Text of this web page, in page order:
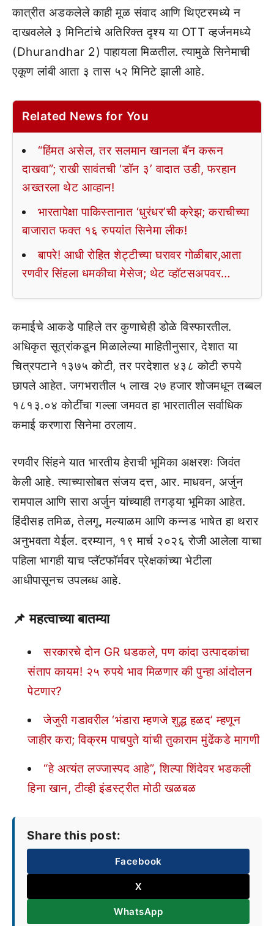
कात्रीत अडकलेले काही मूळ संवाद आणि थिएटरमध्ये न
दाखवलेले ३ मिनिटांचे अतिरिक्त दृश्य या OTT व्हर्जनमध्ये
(Dhurandhar 2) पाहायला मिळतील. त्यामुळे सिनेमाची
एकूण लांबी आता ३ तास ५२ मिनिटे झाली आहे.
Related News for You
“हिंमत असेल, तर सलमान खानला बॅन करून
दाखवा”; राखी सावंतची ‘डॉन ३’ वादात उडी, फरहान
अख्तरला थेट आव्हान!
भारतापेक्षा पाकिस्तानात ‘धुरंधर’ची क्रेझ; कराचीच्या
बाजारात फक्त १६ रुपयांत सिनेमा लीक!
बापरे! आधी रोहित शेट्टीच्या घरावर गोळीबार,आता
रणवीर सिंहला धमकीचा मेसेज; थेट व्हॉटसअपवर…
कमाईचे आकडे पाहिले तर कुणाचेही डोळे विस्फारतील.
अधिकृत सूत्रांकडून मिळालेल्या माहितीनुसार, देशात या
चित्रपटाने १३७५ कोटी, तर परदेशात ४३८ कोटी रुपये
छापले आहेत. जगभरातील ५ लाख २७ हजार शोजमधून तब्बल
१८१३.०४ कोटींचा गल्ला जमवत हा भारतातील सर्वाधिक
कमाई करणारा सिनेमा ठरलाय.
रणवीर सिंहने यात भारतीय हेराची भूमिका अक्षरशः जिवंत
केली आहे. त्याच्यासोबत संजय दत्त, आर. माधवन, अर्जुन
रामपाल आणि सारा अर्जुन यांच्याही तगड्या भूमिका आहेत.
हिंदीसह तमिळ, तेलगू, मल्याळम आणि कन्नड भाषेत हा थरार
अनुभवता येईल. दरम्यान, १९ मार्च २०२६ रोजी आलेला याचा
पहिला भागही याच प्लॅटफॉर्मवर प्रेक्षकांच्या भेटीला
आधीपासूनच उपलब्ध आहे.
📌महत्वाच्या बातम्या
सरकारचे दोन GR धडकले, पण कांदा उत्पादकांचा
संताप कायम! २५ रुपये भाव मिळणार की पुन्हा आंदोलन
पेटणार?
जेजुरी गडावरील ‘भंडारा म्हणजे शुद्ध हळद’ म्हणून
जाहीर करा; विक्रम पाचपुते यांची तुकाराम मुंढेंकडे मागणी
“हे अत्यंत लज्जास्पद आहे”, शिल्पा शिंदेवर भडकली
हिना खान, टीव्ही इंडस्ट्रीत मोठी खळबळ
Share this post:
Facebook
X
WhatsApp